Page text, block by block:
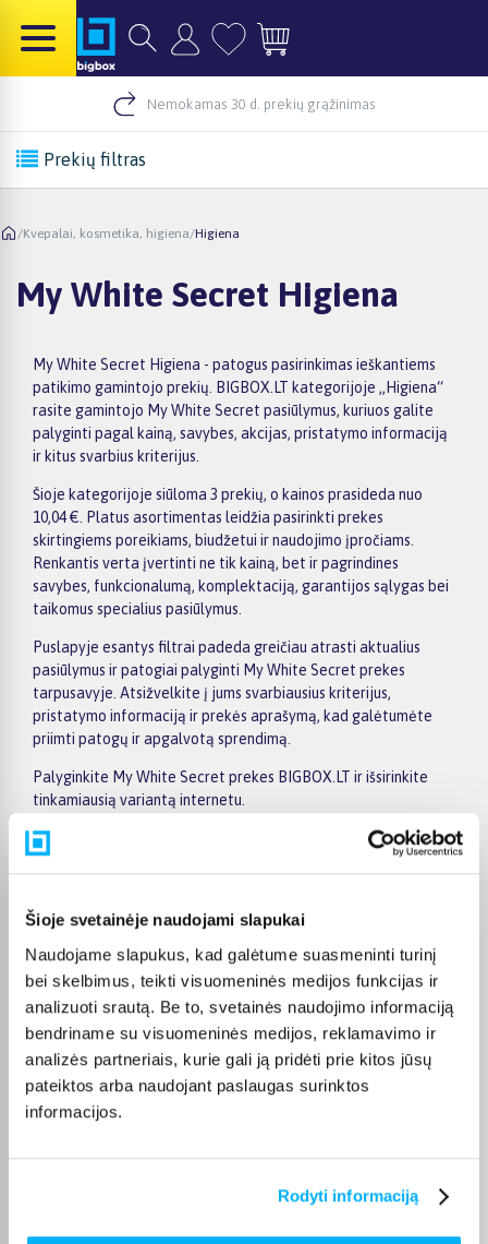
Šioje svetainėje naudojami slapukai
Naudojame slapukus, kad galėtume suasmeninti turinį
bei skelbimus, teikti visuomeninės medijos funkcijas ir
analizuoti srautą. Be to, svetainės naudojimo informaciją
bendriname su visuomeninės medijos, reklamavimo ir
analizės partneriais, kurie gali ją pridėti prie kitos jūsų
pateiktos arba naudojant paslaugas surinktos
informacijos.
Rodyti informaciją
Nemokamas 30 d. prekių grąžinimas
Prekių filtras
/Kvepalai, kosmetika, higiena/Higiena
My White Secret Higiena
My White Secret Higiena - patogus pasirinkimas ieškantiems
patikimo gamintojo prekių. BIGBOX.LT kategorijoje „Higiena“
rasite gamintojo My White Secret pasiūlymus, kuriuos galite
palyginti pagal kainą, savybes, akcijas, pristatymo informaciją
ir kitus svarbius kriterijus.
Šioje kategorijoje siūloma 3 prekių, o kainos prasideda nuo
10,04 €. Platus asortimentas leidžia pasirinkti prekes
skirtingiems poreikiams, biudžetui ir naudojimo įpročiams.
Renkantis verta įvertinti ne tik kainą, bet ir pagrindines
savybes, funkcionalumą, komplektaciją, garantijos sąlygas bei
taikomus specialius pasiūlymus.
Puslapyje esantys filtrai padeda greičiau atrasti aktualius
pasiūlymus ir patogiai palyginti My White Secret prekes
tarpusavyje. Atsižvelkite į jums svarbiausius kriterijus,
pristatymo informaciją ir prekės aprašymą, kad galėtumėte
priimti patogų ir apgalvotą sprendimą.
Palyginkite My White Secret prekes BIGBOX.LT ir išsirinkite
tinkamiausią variantą internetu.
Pirkėjų atsiliepimai apie prekes
Laima M.
Patvirtintas pirkėjas
JOKŪBAS V.
Monika D.